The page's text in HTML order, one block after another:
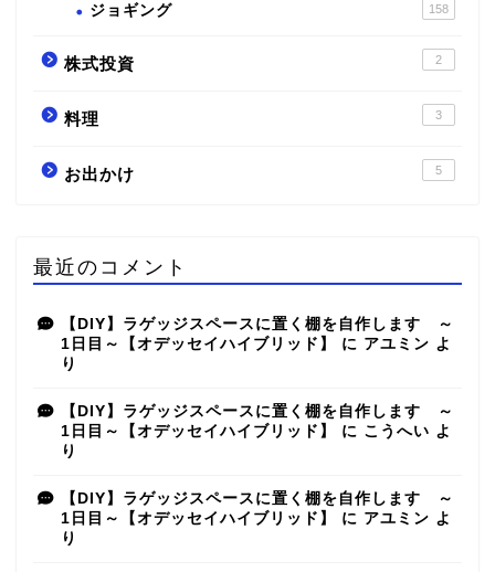
ジョギング 158
株式投資 2
料理 3
お出かけ 5
最近のコメント
【DIY】ラゲッジスペースに置く棚を自作します ～
1日目～【オデッセイハイブリッド】
に アユミン よ
り
【DIY】ラゲッジスペースに置く棚を自作します ～
1日目～【オデッセイハイブリッド】
に こうへい よ
り
【DIY】ラゲッジスペースに置く棚を自作します ～
1日目～【オデッセイハイブリッド】
に アユミン よ
り